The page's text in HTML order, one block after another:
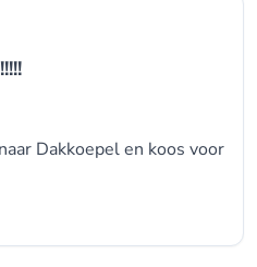
Dakkoepel en koos voor